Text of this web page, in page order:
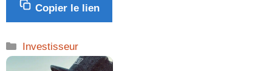
Copier le lien
Catégories
Investisseur